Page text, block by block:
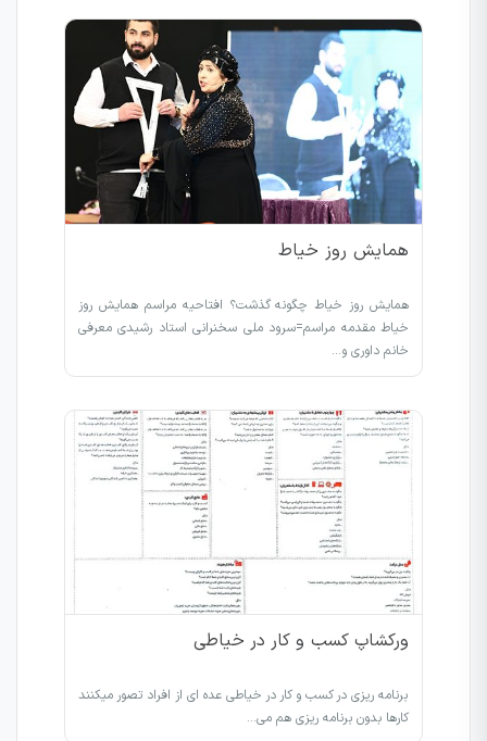
همایش روز خیاط
همایش روز خیاط چگونه گذشت؟ افتاحیه مراسم همایش روز
خیاط مقدمه مراسم=سرود ملی سخنرانی استاد رشیدی معرفی
خانم داوری و…
ورکشاپ کسب و کار در خیاطی
برنامه ریزی در کسب و کار در خیاطی عده ای از افراد تصور میکنند
کارها بدون برنامه ریزی هم می…